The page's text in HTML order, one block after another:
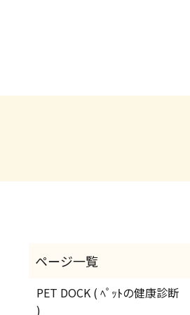
PET DOCK ( ﾍﾟｯﾄの健康診断
)